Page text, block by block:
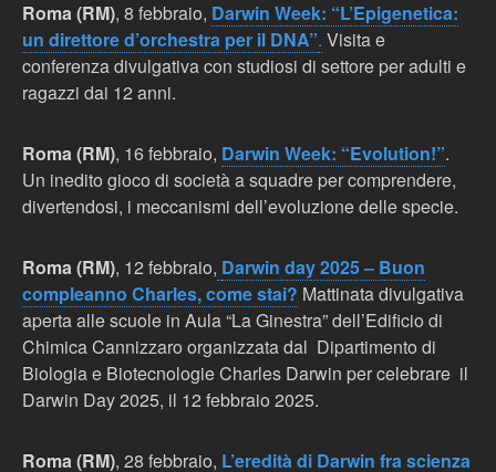
Roma (RM), 8 febbraio, Darwin Week: “L’Epigenetica:
un direttore d’orchestra per il DNA”. Visita e
conferenza divulgativa con studiosi di settore per adulti e
ragazzi dai 12 anni.
Roma (RM), 16 febbraio, Darwin Week: “Evolution!”.
Un inedito gioco di società a squadre per comprendere,
divertendosi, i meccanismi dell’evoluzione delle specie.
Roma (RM), 12 febbraio, Darwin day 2025 – Buon
compleanno Charles, come stai? Mattinata divulgativa
aperta alle scuole in Aula “La Ginestra” dell’Edificio di
Chimica Cannizzaro organizzata dal Dipartimento di
Biologia e Biotecnologie Charles Darwin per celebrare il
Darwin Day 2025, il 12 febbraio 2025.
Roma (RM), 28 febbraio, L’eredità di Darwin fra scienza